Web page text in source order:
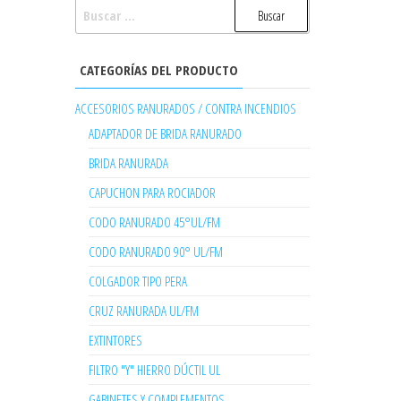
CATEGORÍAS DEL PRODUCTO
ACCESORIOS RANURADOS / CONTRA INCENDIOS
ADAPTADOR DE BRIDA RANURADO
BRIDA RANURADA
CAPUCHON PARA ROCIADOR
CODO RANURADO 45°UL/FM
CODO RANURADO 90° UL/FM
COLGADOR TIPO PERA
CRUZ RANURADA UL/FM
EXTINTORES
FILTRO "Y" HIERRO DÚCTIL UL